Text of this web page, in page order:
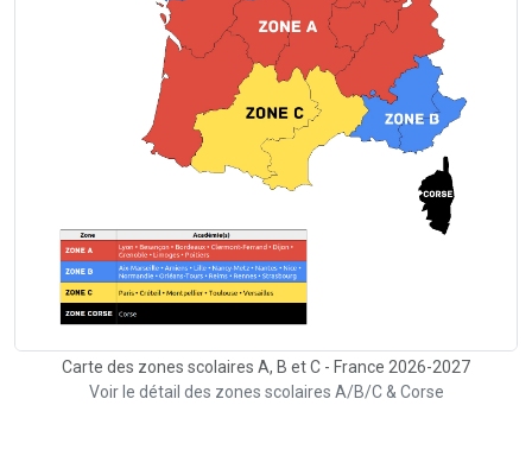
Carte des zones scolaires A, B et C - France 2026-2027
Voir le détail des zones scolaires A/B/C & Corse